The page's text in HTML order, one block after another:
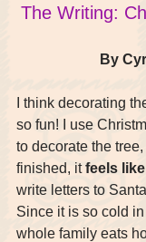
The Writing:
By
I think decorating
so fun! I use
to decorate the
finished, it feels
write letters to
Since it is so cold
whole family eats